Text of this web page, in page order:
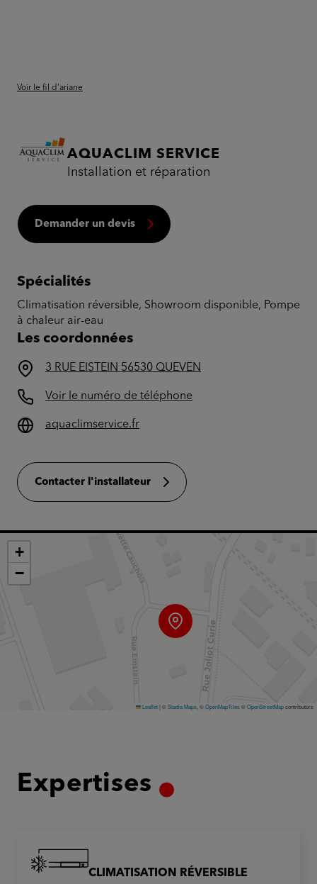
Voir le fil d'ariane
AQUACLIM SERVICE
Installation et réparation
Demander un devis
Spécialités
Climatisation réversible, Showroom disponible, Pompe
à chaleur air-eau
Les coordonnées
3 RUE EISTEIN 56530 QUEVEN
Voir le numéro de téléphone
aquaclimservice.fr
Contacter l'installateur
+
−
Leaflet| ©Stadia Maps , ©OpenMapTiles©OpenStreetMapcontributors
Expertises
CLIMATISATION RÉVERSIBLE